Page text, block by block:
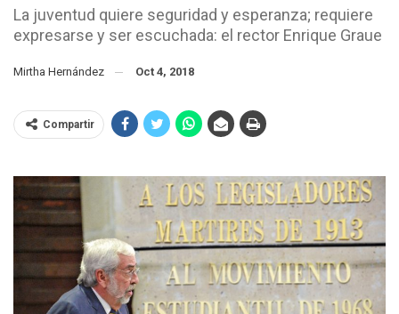
La juventud quiere seguridad y esperanza; requiere
expresarse y ser escuchada: el rector Enrique Graue
Mirtha Hernández Oct 4, 2018
Compartir